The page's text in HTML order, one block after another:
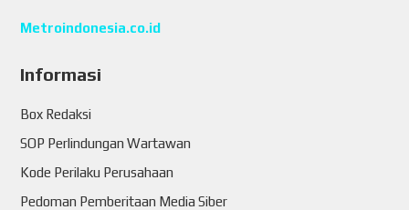
Metroindonesia.co.id
Informasi
Box Redaksi
SOP Perlindungan Wartawan
Kode Perilaku Perusahaan
Pedoman Pemberitaan Media Siber